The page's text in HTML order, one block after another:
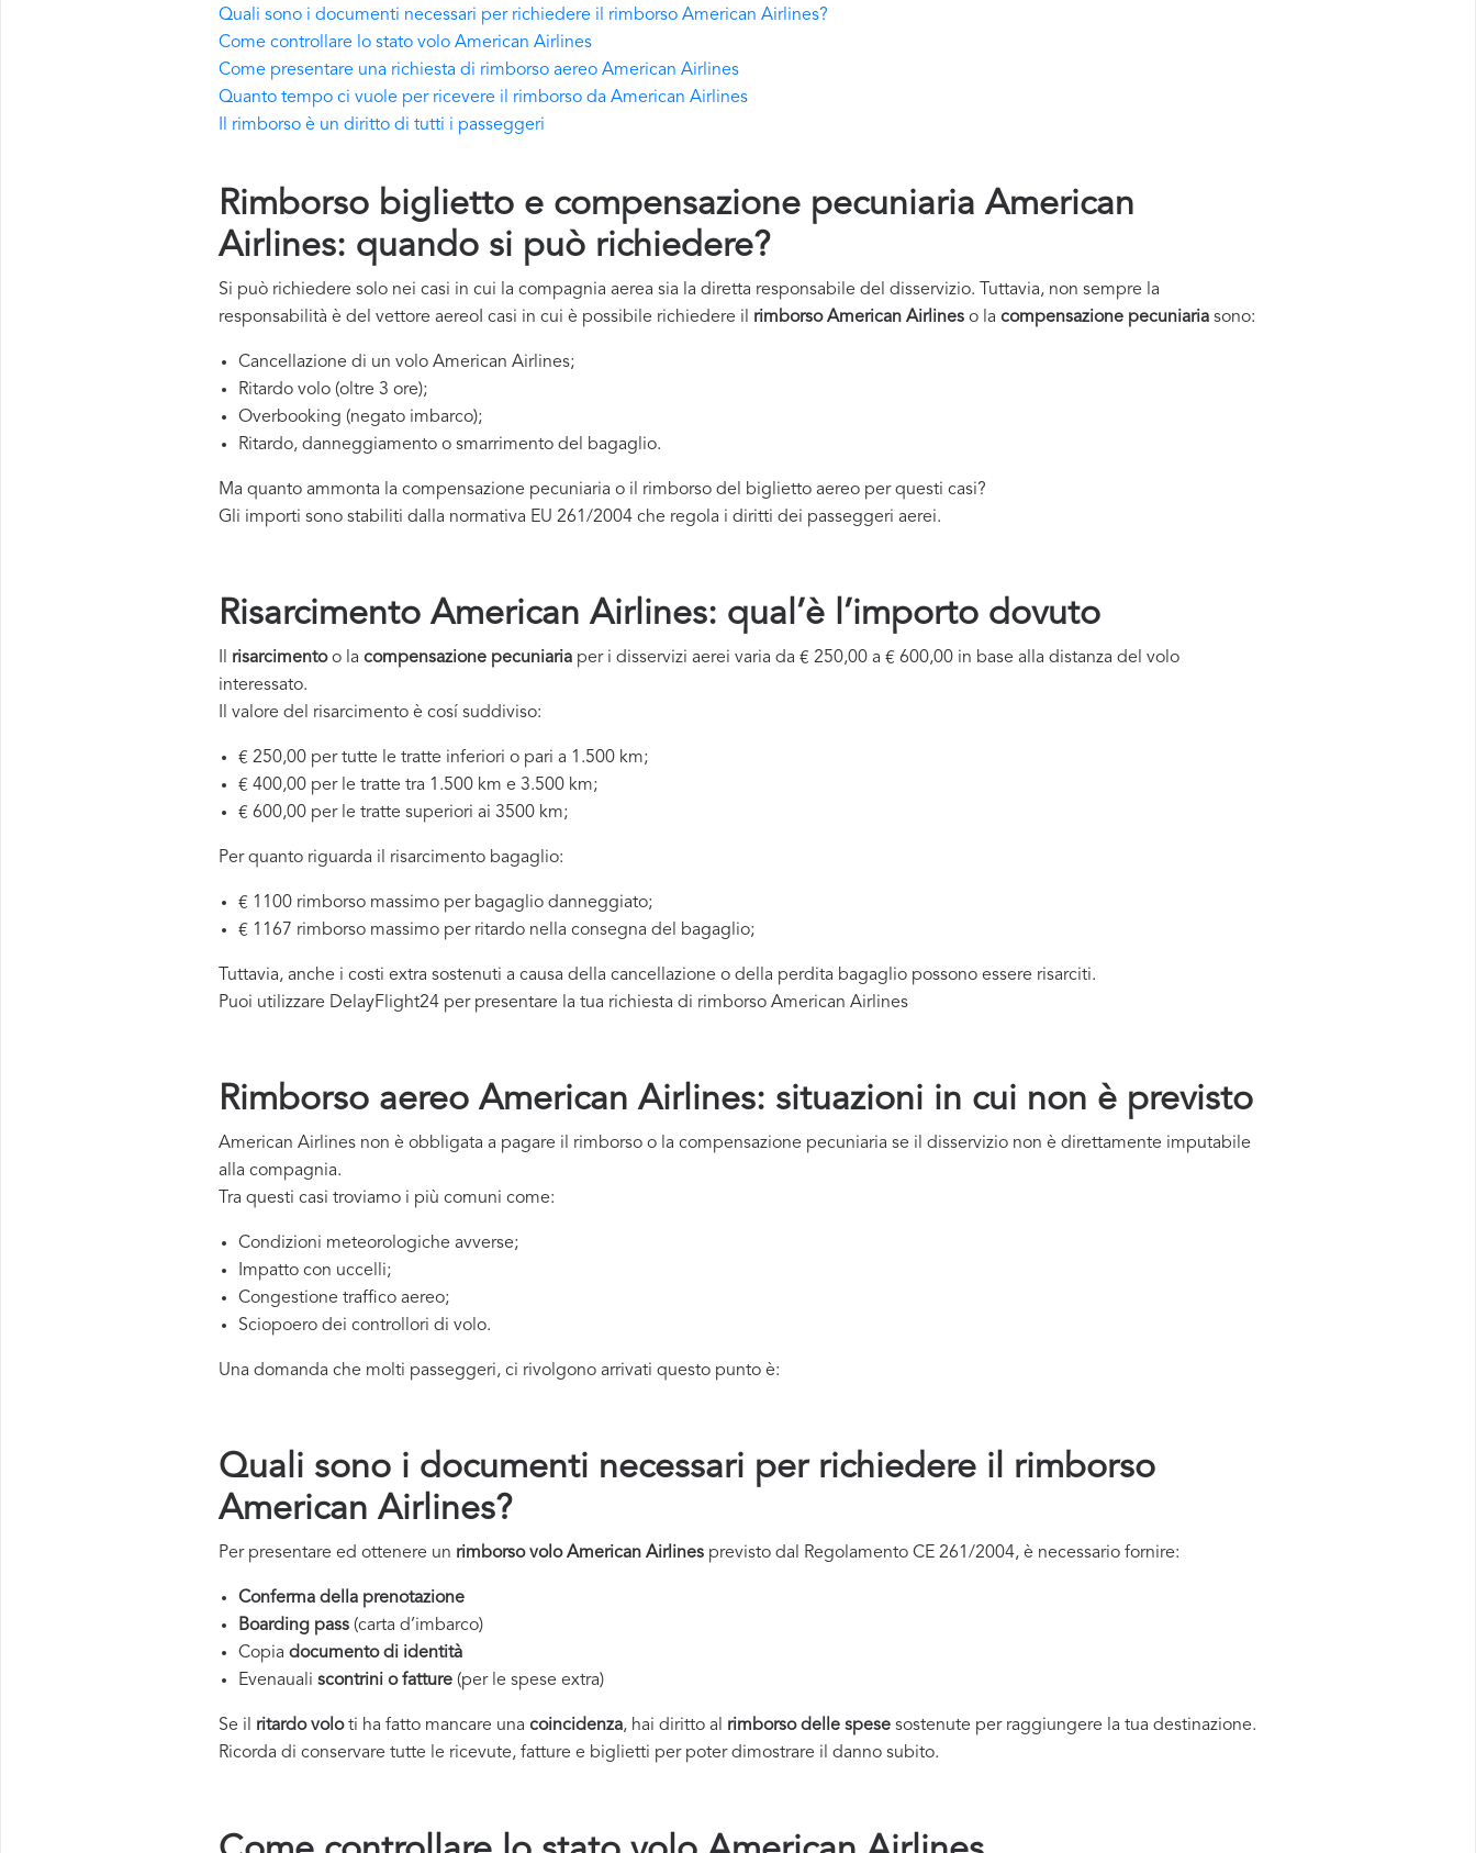
Quali sono i documenti necessari per richiedere il rimborso American Airlines?
Come controllare lo stato volo American Airlines
Come presentare una richiesta di rimborso aereo American Airlines
Quanto tempo ci vuole per ricevere il rimborso da American Airlines
Il rimborso è un diritto di tutti i passeggeri
Rimborso biglietto e compensazione pecuniaria American
Airlines: quando si può richiedere?
Si può richiedere solo nei casi in cui la compagnia aerea sia la diretta responsabile del disservizio. Tuttavia, non sempre la
responsabilità è del vettore aereoI casi in cui è possibile richiedere il rimborso American Airlines o la compensazione pecuniaria sono:
Cancellazione di un volo American Airlines;
Ritardo volo (oltre 3 ore);
Overbooking (negato imbarco);
Ritardo, danneggiamento o smarrimento del bagaglio.
Ma quanto ammonta la compensazione pecuniaria o il rimborso del biglietto aereo per questi casi?
Gli importi sono stabiliti dalla normativa EU 261/2004 che regola i diritti dei passeggeri aerei.
Risarcimento American Airlines: qual’è l’importo dovuto
risarcimentoo la compensazione pecuniaria per i disservizi aerei varia da € 250,00 a € 600,00 in base alla distanza del volo
interessato.
Il valore del risarcimento è cosí suddiviso:
€ 250,00 per tutte le tratte inferiori o pari a 1.500 km;
€ 400,00 per le tratte tra 1.500 km e 3.500 km;
€ 600,00 per le tratte superiori ai 3500 km;
Per quanto riguarda il risarcimento bagaglio:
€ 1100 rimborso massimo per bagaglio danneggiato;
€ 1167 rimborso massimo per ritardo nella consegna del bagaglio;
Tuttavia, anche i costi extra sostenuti a causa della cancellazione o della perdita bagaglio possono essere risarciti.
Puoi utilizzare DelayFlight24 per presentare la tua richiesta di rimborso American Airlines
Rimborso aereo American Airlines: situazioni in cui non è previsto
American Airlines non è obbligata a pagare il rimborso o la compensazione pecuniaria se il disservizio non è direttamente imputabile
alla compagnia.
Tra questi casi troviamo i più comuni come:
Condizioni meteorologiche avverse;
Impatto con uccelli;
Congestione traffico aereo;
Sciopoero dei controllori di volo.
Una domanda che molti passeggeri, ci rivolgono arrivati questo punto è:
Quali sono i documenti necessari per richiedere il rimborso
American Airlines?
Per presentare ed ottenere un rimborso voloAmerican Airlines previsto dal Regolamento CE 261/2004, è necessario fornire:
Conferma della prenotazione
Boarding pass (carta d’imbarco)
Copia documento di identità
Evenauali scontrini o fatture (per le spese extra)
Se il ritardo voloti ha fatto mancare una coincidenza, hai diritto al rimborso delle spese sostenute per raggiungere la tua destinazione.
Ricorda di conservare tutte le ricevute, fatture e biglietti per poter dimostrare il danno subito.